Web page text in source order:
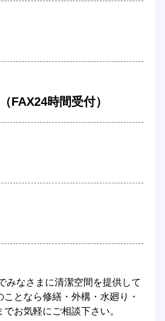
FAX24時間受付）
となら修繕・外構・水廻り・
でお気軽にご相談下さい。